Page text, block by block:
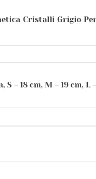
Cristalli Grigio
S – 18 cm, M – 19 cm,